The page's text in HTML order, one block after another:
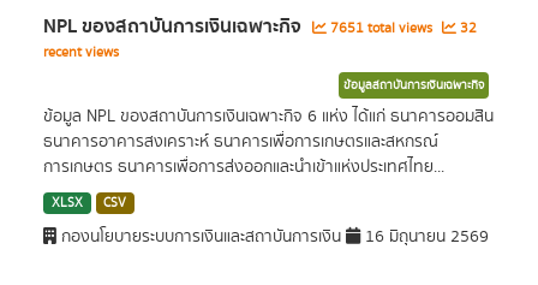
NPL ของสถาบันการเงินเฉพาะกิจ 7651 total views
32
recent views
ข้อมูลสถาบันการเงินเฉพาะกิจ
ข้อมูล NPL ของสถาบันการเงินเฉพาะกิจ 6 แห่ง ได้แก่ ธนาคารออมสิน
ธนาคารอาคารสงเคราะห์ ธนาคารเพื่อการเกษตรและสหกรณ์
การเกษตร ธนาคารเพื่อการส่งออกและนำเข้าแห่งประเทศไทย...
XLSX CSV
กองนโยบายระบบการเงินและสถาบันการเงิน 16 มิถุนายน 2569